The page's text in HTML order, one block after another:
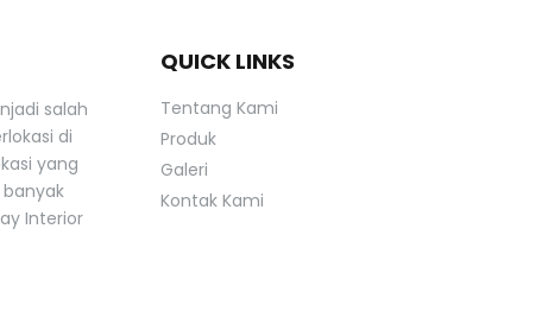
salah
di
yang
Interior
QUICK LINKS
Tentang Kami
Produk
Galeri
Kontak Kami